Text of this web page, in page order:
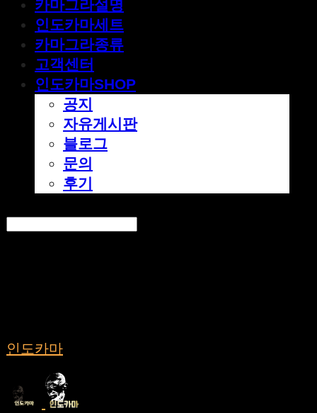
카마그라설명
인도카마세트
카마그라종류
고객센터
인도카마SHOP
공지
자유게시판
블로그
문의
후기
인도카마